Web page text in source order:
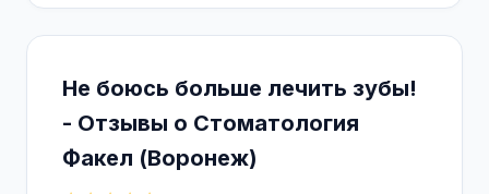
Не боюсь больше лечить зубы!
- Отзывы о Стоматология
Факел (Воронеж)